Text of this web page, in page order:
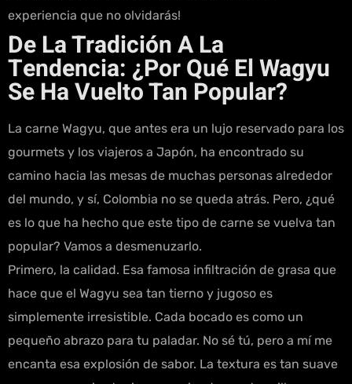
experiencia que no olvidarás!
De La Tradición A La
Tendencia: ¿por Qué El Wagyu
Se Ha Vuelto Tan Popular?
La carne Wagyu, que antes era un lujo reservado para los
gourmets y los viajeros a Japón, ha encontrado su
camino hacia las mesas de muchas personas alrededor
del mundo, y sí, Colombia no se queda atrás. Pero, ¿qué
es lo que ha hecho que este tipo de carne se vuelva tan
popular? Vamos a desmenuzarlo.
Primero, la calidad. Esa famosa infiltración de grasa que
hace que el Wagyu sea tan tierno y jugoso es
simplemente irresistible. Cada bocado es como un
pequeño abrazo para tu paladar. No sé tú, pero a mí me
encanta esa explosión de sabor. La textura es tan suave